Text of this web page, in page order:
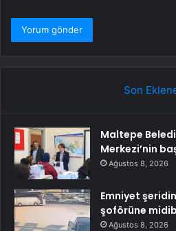
Son
Maltepe
Merkezi’nin
Ağustos 8, 2026
Emniyet
şoförüne
Ağustos 8, 2026